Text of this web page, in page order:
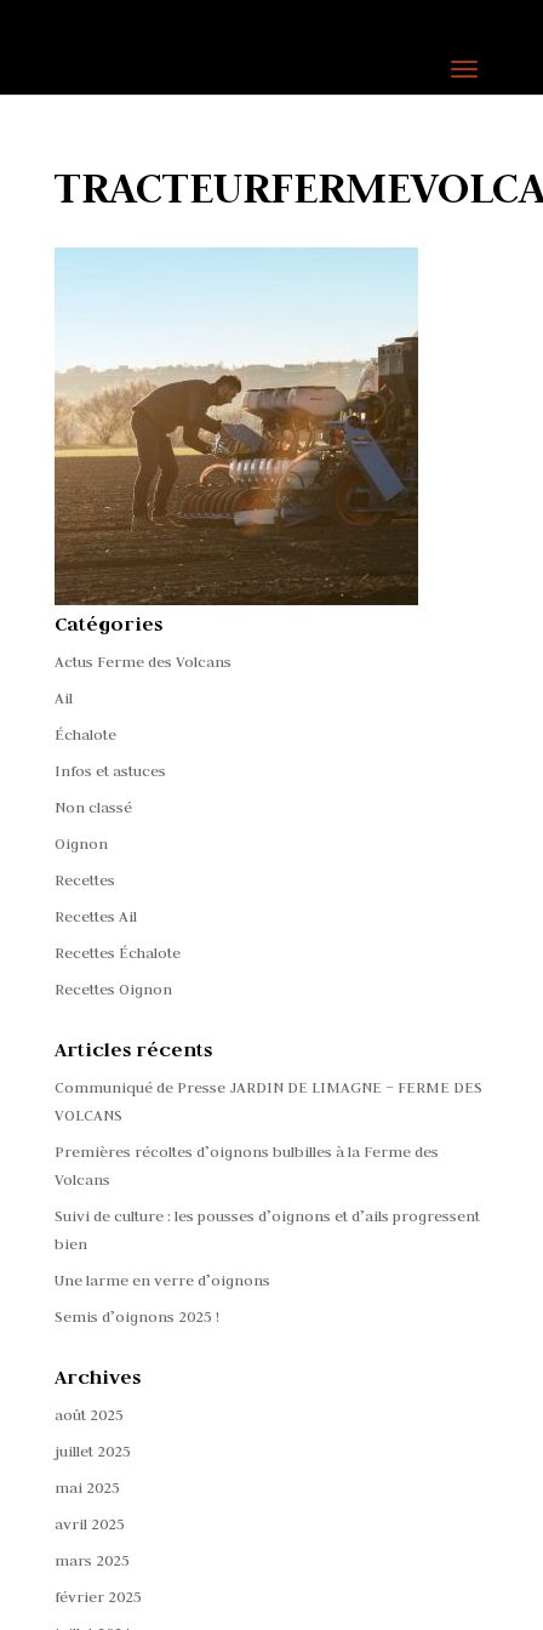
Catégories
Actus Ferme des Volcans
Ail
Échalote
Infos et astuces
Non classé
Oignon
Recettes
Recettes Ail
Recettes Échalote
Recettes Oignon
Articles récents
Communiqué de Presse JARDIN DE LIMAGNE – FERME DES
VOLCANS
Premières récoltes d’oignons bulbilles à la Ferme des
Volcans
Suivi de culture : les pousses d’oignons et d’ails progressent
bien
Une larme en verre d’oignons
Semis d’oignons 2025 !
Archives
août 2025
juillet 2025
mai 2025
avril 2025
mars 2025
février 2025